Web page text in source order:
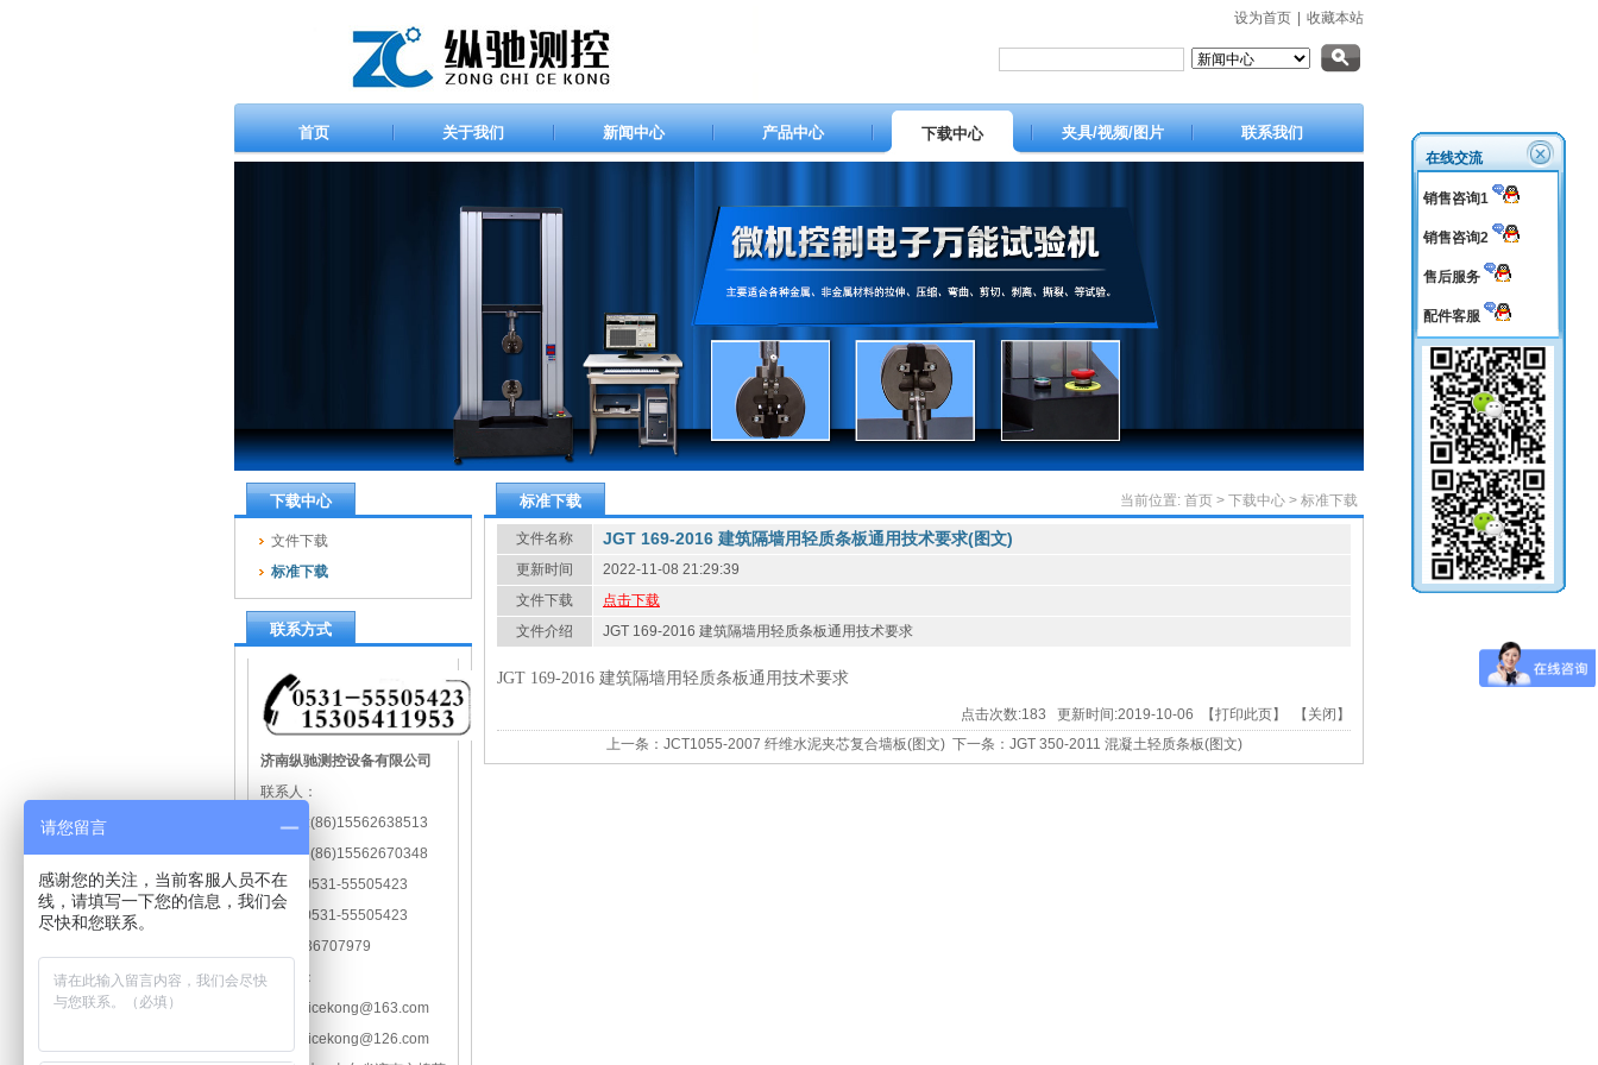
设为首页 收藏本站
首页 关于我们 新闻中心 产品中心 下载中心 夹具/视频/图片 联系我们
下载中心
文件下载
标准下载
联系方式
济南纵驰测控设备有限公司
联系人：
孙经理 :(86)15562638513
宋经理: (86)15562670348
电话：0531-55505423
传真：0531-55505423
QQ：836707979
E-mail：
zongchicekong@163.com
zongchicekong@126.com
当前位置: 首页 > 下载中心 > 标准下载
标准下载
文件名称 JGT 169-2016 建筑隔墙用轻质条板通用技术要求(图文)
更新时间
2022-11-08 21:29:39
文件下载
点击下载
文件介绍
JGT 169-2016 建筑隔墙用轻质条板通用技术要求
JGT 169-2016 建筑隔墙用轻质条板通用技术要求
点击次数:183 更新时间:2019-10-06 【打印此页】 【 关闭 】
上一条： JCT1055-2007 纤维水泥夹芯复合墙板(图文)下一条： JGT 350-2011 混凝土轻质条板(图文)
在线交流
销售咨询1
销售咨询2
售后服务
配件客服
请您留言
感谢您的关注，当前客服人员不在
线，请填写一下您的信息，我们会
尽快和您联系。